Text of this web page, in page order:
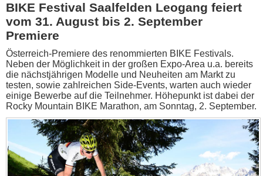
BIKE Festival Saalfelden Leogang feiert
vom 31. August bis 2. September
Premiere
Österreich-Premiere des renommierten BIKE Festivals.
Neben der Möglichkeit in der großen Expo-Area u.a. bereits
die nächstjährigen Modelle und Neuheiten am Markt zu
testen, sowie zahlreichen Side-Events, warten auch wieder
einige Bewerbe auf die Teilnehmer. Höhepunkt ist dabei der
Rocky Mountain BIKE Marathon, am Sonntag, 2. September.